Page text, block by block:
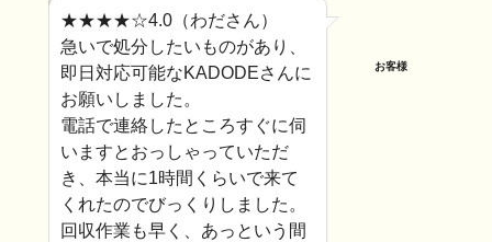
★★★★☆4.0（わださん）
急いで処分したいものがあり、
即日対応可能なKADODEさんに
お願いしました。
電話で連絡したところすぐに伺
いますとおっしゃっていただ
き、本当に1時間くらいで来て
くれたのでびっくりしました。
回収作業も早く、あっという間
お客様